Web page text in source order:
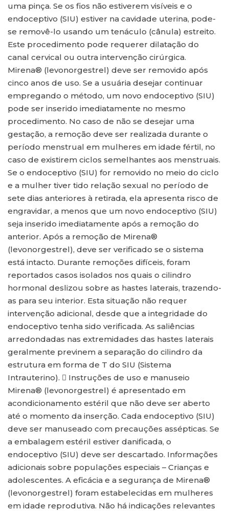
uma pinça. Se os fios não estiverem visíveis e o
endoceptivo (SIU) estiver na cavidade uterina, pode-
se removê-lo usando um tenáculo (cânula) estreito.
Este procedimento pode requerer dilatação do
canal cervical ou outra intervenção cirúrgica.
Mirena® (levonorgestrel) deve ser removido após
cinco anos de uso. Se a usuária desejar continuar
empregando o método, um novo endoceptivo (SIU)
pode ser inserido imediatamente no mesmo
procedimento. No caso de não se desejar uma
gestação, a remoção deve ser realizada durante o
período menstrual em mulheres em idade fértil, no
caso de existirem ciclos semelhantes aos menstruais.
Se o endoceptivo (SIU) for removido no meio do ciclo
e a mulher tiver tido relação sexual no período de
sete dias anteriores à retirada, ela apresenta risco de
engravidar, a menos que um novo endoceptivo (SIU)
seja inserido imediatamente após a remoção do
anterior. Após a remoção de Mirena®
(levonorgestrel), deve ser verificado se o sistema
está intacto. Durante remoções difíceis, foram
reportados casos isolados nos quais o cilindro
hormonal deslizou sobre as hastes laterais, trazendo-
as para seu interior. Esta situação não requer
intervenção adicional, desde que a integridade do
endoceptivo tenha sido verificada. As saliências
arredondadas nas extremidades das hastes laterais
geralmente previnem a separação do cilindro da
estrutura em forma de T do SIU (Sistema
Intrauterino).  Instruções de uso e manuseio
Mirena® (levonorgestrel) é apresentado em
acondicionamento estéril que não deve ser aberto
até o momento da inserção. Cada endoceptivo (SIU)
deve ser manuseado com precauções assépticas. Se
a embalagem estéril estiver danificada, o
endoceptivo (SIU) deve ser descartado. Informações
adicionais sobre populações especiais – Crianças e
adolescentes. A eficácia e a segurança de Mirena®
(levonorgestrel) foram estabelecidas em mulheres
em idade reprodutiva. Não há indicações relevantes